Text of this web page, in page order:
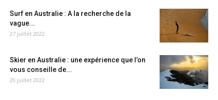
Surf en Australie : A la recherche de la
vague...
27 juillet 2022
Skier en Australie : une expérience que l’on
vous conseille de...
20 juillet 2022